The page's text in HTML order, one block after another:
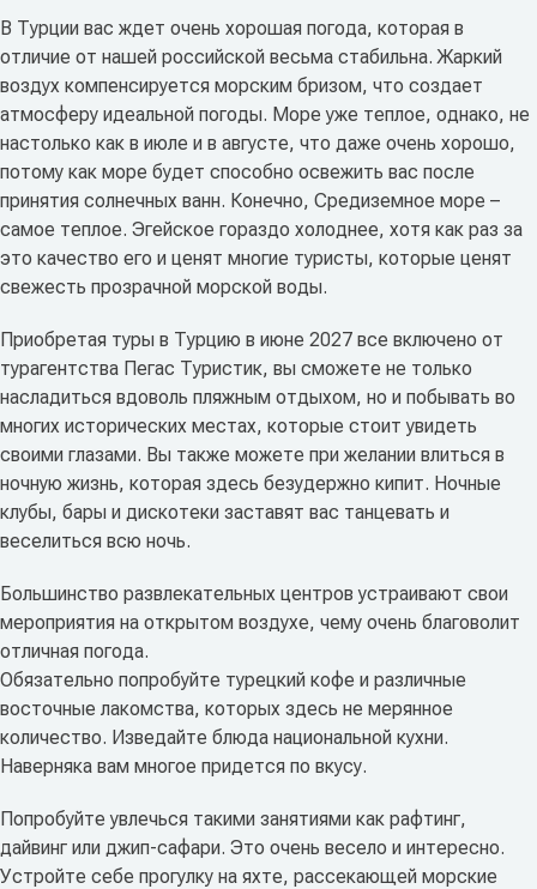
В Турции вас ждет очень хорошая погода, которая в
отличие от нашей российской весьма стабильна. Жаркий
воздух компенсируется морским бризом, что создает
атмосферу идеальной погоды. Море уже теплое, однако, не
настолько как в июле и в августе, что даже очень хорошо,
потому как море будет способно освежить вас после
принятия солнечных ванн. Конечно, Средиземное море –
самое теплое. Эгейское гораздо холоднее, хотя как раз за
это качество его и ценят многие туристы, которые ценят
свежесть прозрачной морской воды.
Приобретая туры в Турцию в июне 2027 все включено от
турагентства Пегас Туристик, вы сможете не только
насладиться вдоволь пляжным отдыхом, но и побывать во
многих исторических местах, которые стоит увидеть
своими глазами. Вы также можете при желании влиться в
ночную жизнь, которая здесь безудержно кипит. Ночные
клубы, бары и дискотеки заставят вас танцевать и
веселиться всю ночь.
Большинство развлекательных центров устраивают свои
мероприятия на открытом воздухе, чему очень благоволит
отличная погода.
Обязательно попробуйте турецкий кофе и различные
восточные лакомства, которых здесь не мерянное
количество. Изведайте блюда национальной кухни.
Наверняка вам многое придется по вкусу.
Попробуйте увлечься такими занятиями как рафтинг,
дайвинг или джип-сафари. Это очень весело и интересно.
Устройте себе прогулку на яхте, рассекающей морские